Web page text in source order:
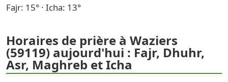
Fajr: 15° · Icha: 13°
Horaires de prière à Waziers
(59119) aujourd'hui : Fajr, Dhuhr,
Asr, Maghreb et Icha